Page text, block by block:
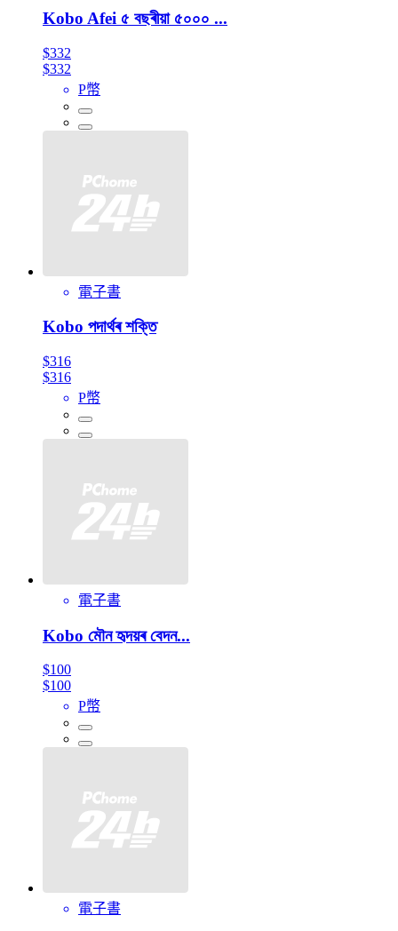
Kobo Afei ৫ বছৰীয়া ৫০০০ ...
$332
$332
P幣
電子書
Kobo পদাৰ্থৰ শক্তি
$316
$316
P幣
電子書
Kobo মৌন হৃদয়ৰ বেদন...
$100
$100
P幣
電子書